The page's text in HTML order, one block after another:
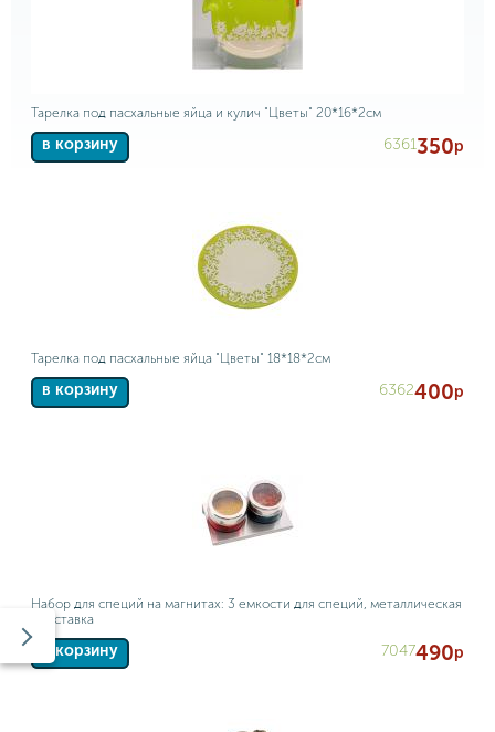
Тарелка под пасхальные яйца и кулич "Цветы" 20*16*2см
в корзину 6361350р
Тарелка под пасхальные яйца "Цветы" 18*18*2см
в корзину 6362400р
Набор для специй на магнитах: 3 емкости для специй, металлическая
подставка
в корзину 7047490р